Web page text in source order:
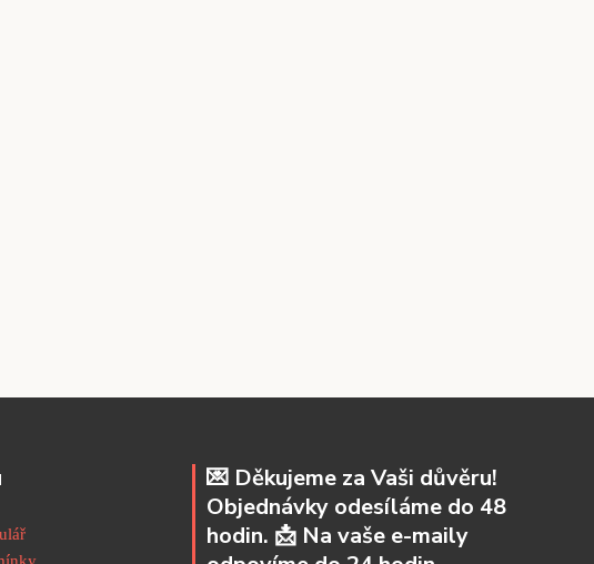
💌 Děkujeme za Vaši důvěru!
Objednávky odesíláme do 48
hodin. 📩 Na vaše e-maily